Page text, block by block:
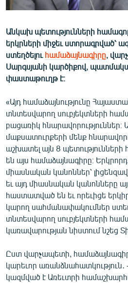
ԱՐԽԻՎ
ՏԵՍԱՆՅՈՒԹԵՐ
ԲԱՆԱՎԵՃ
ՁԳՏԵԼՈՎ ԼԱՎԱԳՈՒՅՆԻՆ
ՓՈԴՔԱՍԹ
Հայերեն
English
Русский
ՀԵՏԵՎԵՔ ՄԵԶ
«Ազատության» բոլոր կայքերը
Անկախ պետությունների
երկրների միջեւ ստորագրված՝
ստեղծելու համաձայնագիրը ,
Սարգսյանի կարծիքով,
փաստաթուղթ է։
«Այդ համաձայնությունը
տնտեսվարող սուբյեկտների
բացառիկ
մաքսատուրքերի մենք
աշխատել այն 8 պետությունների
են այս համաձայնագիրը։
միասնական կանոններ՝
եւ այդ միասնական կանոնները
հաստատված են եւ որեւիցե
կարող սահմանափակումներ
տնտեսվարող սուբյեկտների
կառավարության նիստում նշեց
Ըստ վարչապետի,
կարեւոր
կազմված է Առեւտրի